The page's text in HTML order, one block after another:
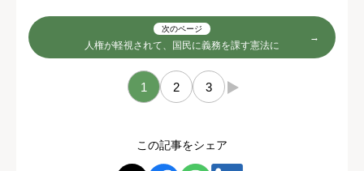
次のページ
人権が軽視されて、国民に義務を課す憲法に
1 2 3 →
この記事をシェア